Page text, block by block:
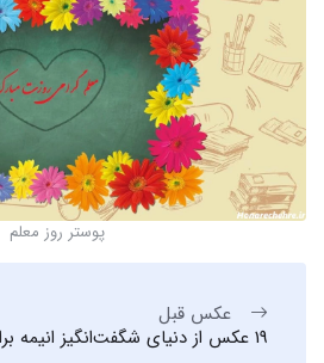
پوستر روز معلم
عکس قبل
19 عکس از دنیای شگفت‌انگیز انیمه برای نقاشی